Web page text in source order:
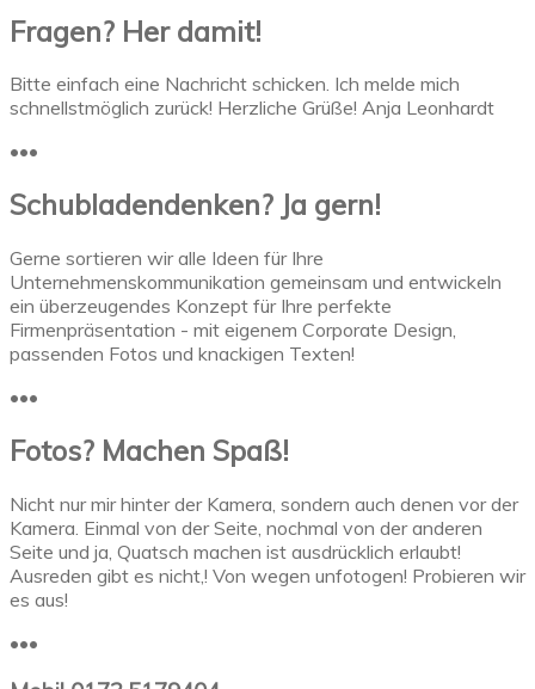
Fragen? Her damit!
Bitte einfach eine Nachricht schicken. Ich melde mich
schnellstmöglich zurück! Herzliche Grüße! Anja Leonhardt
•••
Schubladendenken? Ja gern!
Gerne sortieren wir alle Ideen für Ihre
Unternehmenskommunikation gemeinsam und entwickeln
ein überzeugendes Konzept für Ihre perfekte
Firmenpräsentation - mit eigenem Corporate Design,
passenden Fotos und knackigen Texten!
•••
Fotos? Machen Spaß!
Nicht nur mir hinter der Kamera, sondern auch denen vor der
Kamera. Einmal von der Seite, nochmal von der anderen
Seite und ja, Quatsch machen ist ausdrücklich erlaubt!
Ausreden gibt es nicht,! Von wegen unfotogen! Probieren wir
es aus!
•••